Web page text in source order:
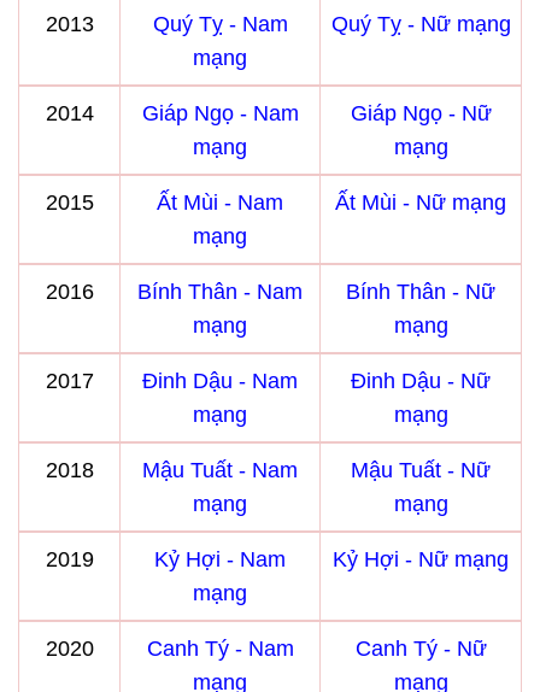
2013
Quý Tỵ - Nam
mạng
Quý Tỵ - Nữ mạng
2014
Giáp Ngọ - Nam
mạng
Giáp Ngọ - Nữ
mạng
2015
Ất Mùi - Nam
mạng
Ất Mùi - Nữ mạng
2016
Bính Thân - Nam
mạng
Bính Thân - Nữ
mạng
2017
Đinh Dậu - Nam
mạng
Đinh Dậu - Nữ
mạng
2018
Mậu Tuất - Nam
mạng
Mậu Tuất - Nữ
mạng
2019
Kỷ Hợi - Nam
mạng
Kỷ Hợi - Nữ mạng
2020
Canh Tý - Nam
mạng
Canh Tý - Nữ
mạng